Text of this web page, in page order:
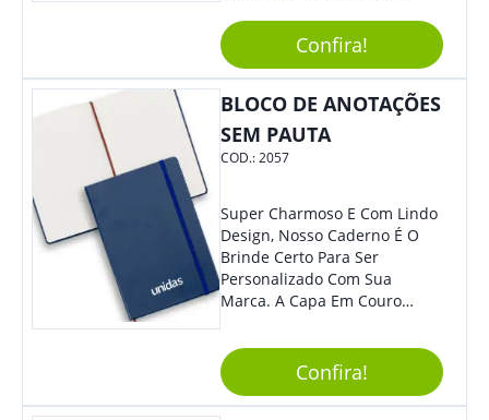
E Tem Ponteira Firme, Ideal
Para Traços Precisos.
Confira!
BLOCO DE ANOTAÇÕES
SEM PAUTA
COD.:2057
Super Charmoso E Com Lindo
Design, Nosso Caderno É O
Brinde Certo Para Ser
Personalizado Com Sua
Marca. A Capa Em Couro
Elástico Permite Maior
Segurança Ao Carregá-Lo.
Ofereça A Seus Clientes E
Colaboradores, Sem Dúvidas
Confira!